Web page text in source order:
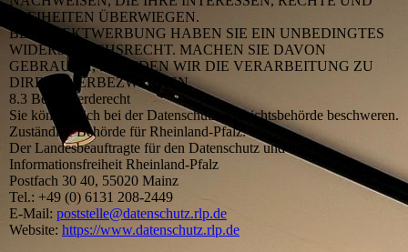
FREIHEITEN ÜBERWIEGEN.
BEI DIREKTWERBUNG HABEN SIE EIN UNBEDINGTES
WIDERSPRUCHSRECHT. MACHEN SIE DAVON
GEBRAUCH, BEENDEN WIR DIE VERARBEITUNG ZU
DIREKTWERBEZWECKEN.
8.3 Beschwerderecht
Sie können sich bei der Datenschutz-Aufsichtsbehörde beschweren.
Zuständige Behörde für Rheinland-Pfalz:
Der Landesbeauftragte für den Datenschutz und die
Informationsfreiheit Rheinland-Pfalz
Postfach 30 40, 55020 Mainz
Tel.: +49 (0) 6131 208-2449
E-Mail: poststelle@datenschutz.rlp.de
Website: https://www.datenschutz.rlp.de